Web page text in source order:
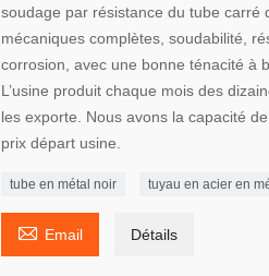
soudage par résistance du tube
mécaniques complètes, soudabilité,
corrosion, avec une bonne ténacité à
L’usine produit chaque mois des
les exporte. Nous avons la capacité
prix départ usine.
tube en métal noir tuyau en acier en
 Email Détails